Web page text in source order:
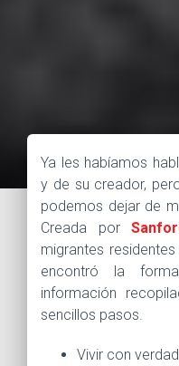
Ya les habíamos
y de su creador,
podemos dejar de
Creada por
migrantes
encontró la
información
sencillos pasos.
Vivir con